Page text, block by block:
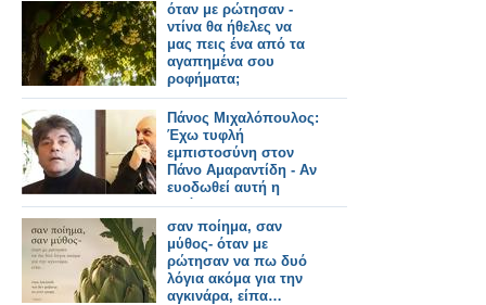
όταν με ρώτησαν -
ντίνα θα ήθελες να
μας πεις ένα από τα
αγαπημένα σου
ροφήματα;
Πάνος Μιχαλόπουλος:
Έχω τυφλή
εμπιστοσύνη στον
Πάνο Αμαραντίδη - Αν
ευοδωθεί αυτή η
πρόταση στον Alpha
είπα "ναι"
σαν ποίημα, σαν
μύθος- όταν με
ρώτησαν να πω δυό
λόγια ακόμα για την
αγκινάρα, είπα…